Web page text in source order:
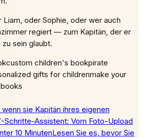
oder Sophie, oder wer auch
regiert — zum Kapitän, der er
sein glaubt.
custom children's bookpirate
gifts for childrenmake your
sie Kapitän ihres eigenen
Schritte-Assistent: Vom Foto-Upload
10 MinutenLesen Sie es, bevor Sie